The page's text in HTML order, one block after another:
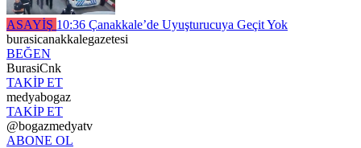
ASAYİŞ 10:36 Çanakkale’de Uyuşturucuya Geçit Yok
burasicanakkalegazetesi
BEĞEN
BurasiCnk
TAKİP ET
medyabogaz
TAKİP ET
@bogazmedyatv
ABONE OL